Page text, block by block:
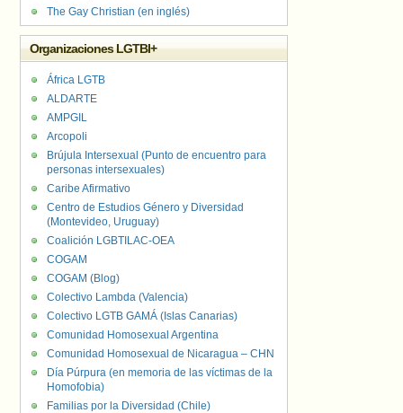
The Gay Christian (en inglés)
Organizaciones LGTBI+
África LGTB
ALDARTE
AMPGIL
Arcopoli
Brújula Intersexual (Punto de encuentro para
personas intersexuales)
Caribe Afirmativo
Centro de Estudios Género y Diversidad
(Montevideo, Uruguay)
Coalición LGBTILAC-OEA
COGAM
COGAM (Blog)
Colectivo Lambda (Valencia)
Colectivo LGTB GAMÁ (Islas Canarias)
Comunidad Homosexual Argentina
Comunidad Homosexual de Nicaragua – CHN
Día Púrpura (en memoria de las víctimas de la
Homofobia)
Familias por la Diversidad (Chile)